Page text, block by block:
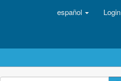
español Login